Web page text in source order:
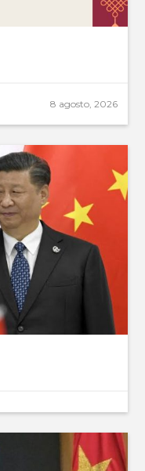
8 agosto, 2026